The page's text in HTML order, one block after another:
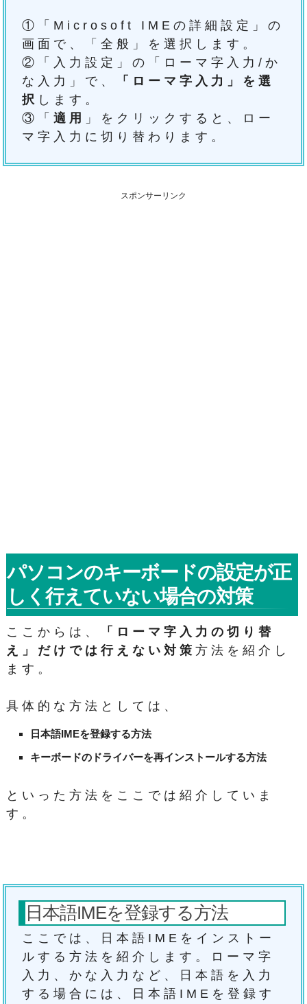
①「Microsoft IMEの詳細設定」の
画面で、「全般」を選択します。
②「入力設定」の「ローマ字入力/か
な入力」で、
「ローマ字入力」を選
択 します。
③「適用
」をクリックすると、ロー
マ字入力に切り替わります。
スポンサーリンク
パソコンのキーボードの設定が正
しく行えていない場合の対策
ここからは、
「ローマ字入力の切り替
え」だけでは行えない対策方法を紹介し
ます。
具体的な方法としては、
日本語IMEを登録する方法
キーボードのドライバーを再インストールする方法
といった方法をここでは紹介していま
す。
日本語IMEを登録する方法
ここでは、日本語IMEをインストー
ルする方法を紹介します。ローマ字
入力、かな入力など、日本語を入力
する場合には、日本語IMEを登録す